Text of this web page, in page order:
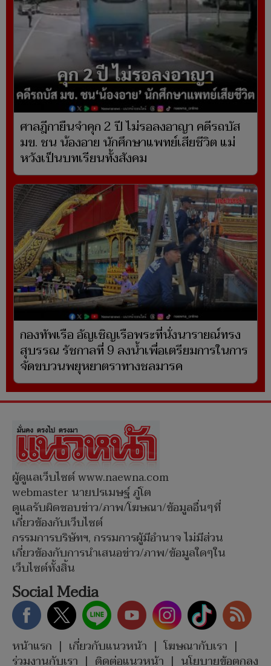
ศาลฎีกายืนจำคุก 2 ปี ไม่รอลงอาญา คดีรถบัส
มข. ชน น้องอาย นักศึกษาแพทย์เสียชีวิต แม่
หวังเป็นบทเรียนทั้งสังคม
กองทัพเรือ อัญเชิญเรือพระที่นั่งนารายณ์ทรง
สุบรรณ รัชกาลที่ 9 ลงน้ำเพื่อเตรียมการในการ
จัดขบวนพยุหยาตราทางชลมารค
ผู้ดูแลเว็บไซต์ www.naewna.com
webmaster นายปรเมษฐ์ ภู่โต
ดูแลรับผิดชอบข่าว/ภาพ/โฆษณา/ข้อมูลอื่นๆที่
เกี่ยวข้องกับเว็บไซต์
กรรมการบริษัทฯ, กรรมการผู้มีอำนาจ ไม่มีส่วน
เกี่ยวข้องกับการนำเสนอข่าว/ภาพ/ข้อมูลใดๆใน
เว็บไซต์ทั้งสิ้น
Social Media
หน้าแรก | เกี่ยวกับแนวหน้า | โฆษณากับเรา |
ร่วมงานกับเรา | ติดต่อแนวหน้า | นโยบายข้อตกลง